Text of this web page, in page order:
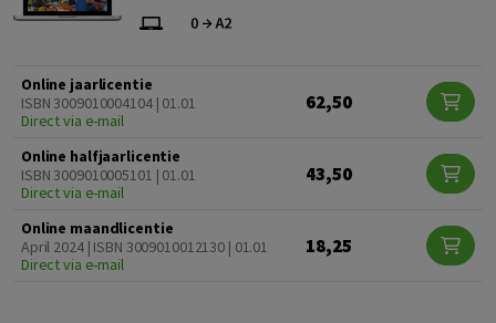
Online jaarlicentie
ISBN 3009010004104 | 01.01
Direct via e-mail
62,50
Online halfjaarlicentie
ISBN 3009010005101 | 01.01
Direct via e-mail
43,50
Online maandlicentie
April 2024 | ISBN 3009010012130 | 01.01
Direct via e-mail
18,25